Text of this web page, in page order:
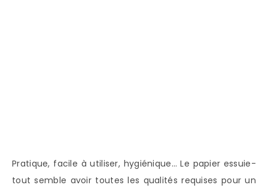
Pratique, facile à utiliser, hygiénique… Le papier essuie-
tout semble avoir toutes les qualités requises pour un